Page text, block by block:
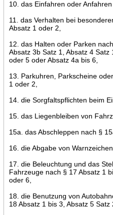
10. das Einfahren oder
11. das Verhalten bei
Absatz 1 oder 2,
12. das Halten oder Parken
Absatz 3b Satz 1, Absatz 4
oder 5 oder Absatz 4a bis 6,
13. Parkuhren, Parkscheine
1 oder 2,
14. die Sorgfaltspflichten beim
15. das Liegenbleiben von
15a. das Abschleppen nach §
16. die Abgabe von
17. die Beleuchtung und das
Fahrzeuge nach § 17 Absatz 1
oder 6,
18. die Benutzung von
18 Absatz 1 bis 3, Absatz 5 Satz